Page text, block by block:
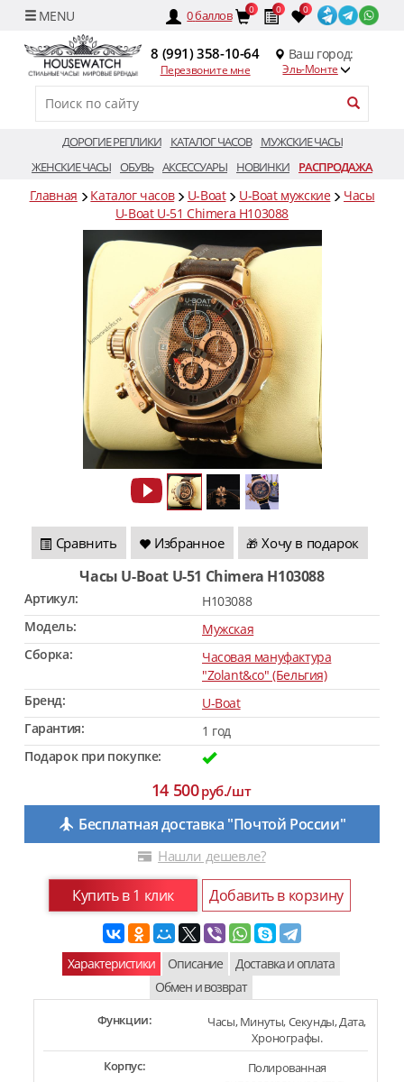
0баллов 0 0 0
8 (991) 358-10-64
Перезвоните мне
Ваш город:
Эль-Монте
ДОРОГИЕ РЕПЛИКИ КАТАЛОГ ЧАСОВ
МУЖСКИЕ ЧАСЫ
ЖЕНСКИЕ ЧАСЫ ОБУВЬ АКСЕССУАРЫ НОВИНКИ РАСПРОДАЖА
Главная Каталог часов U-Boat U-Boat мужские
Часы
U-Boat U-51 Chimera H103088
Сравнить Избранное 🎁 Хочу в подарок
Часы U-Boat U-51 Chimera H103088
Артикул:
H103088
Модель:
Мужская
Сборка:
Часовая мануфактура
"Zolant&co" (Бельгия)
Бренд:
U-Boat
Гарантия:
1 год
Подарок при покупке:
14 500руб./шт
Бесплатная доставка "Почтой России"
Нашли дешевле?
Купить в 1 клик Добавить в корзину
Характеристики Описание
Доставка и оплата
Обмен и возврат
Функции:
Часы, Минуты, Секунды, Дата,
Хронографы.
Корпус:
Полированная